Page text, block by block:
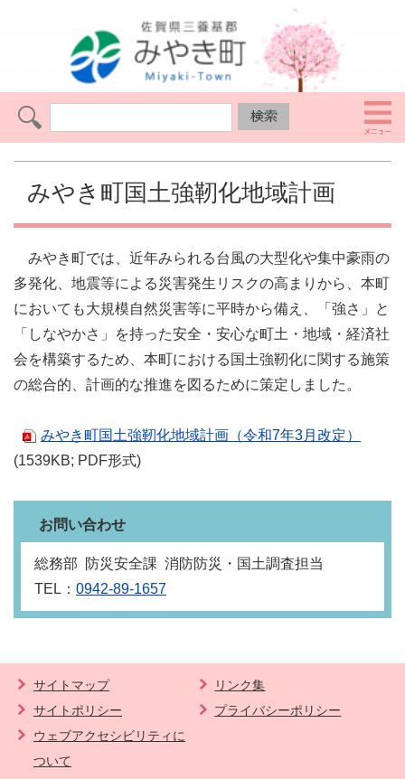
みやき町国土強靭化地域計画
みやき町では、近年みられる台風の大型化や集中豪雨の
多発化、地震等による災害発生リスクの高まりから、本町
においても大規模自然災害等に平時から備え、「強さ」と
「しなやかさ」を持った安全・安心な町土・地域・経済社
会を構築するため、本町における国土強靭化に関する施策
の総合的、計画的な推進を図るために策定しました。
みやき町国土強靭化地域計画（令和7年3月改定）
(1539KB; PDF形式)
お問い合わせ
総務部 防災安全課 消防防災・国土調査担当
TEL： 0942-89-1657
サイトマップ
リンク集
サイトポリシー
プライバシーポリシー
ウェブアクセシビリティに
ついて